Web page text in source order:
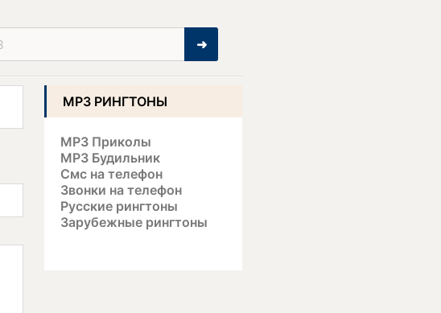
➜
MP3 РИНГТОНЫ
MP3 Приколы
MP3 Будильник
Смс на телефон
Звонки на телефон
Русские рингтоны
Зарубежные рингтоны